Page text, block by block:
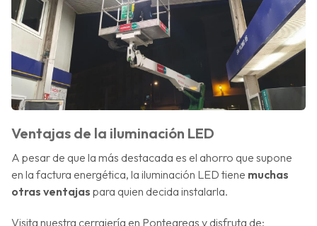
Ventajas de la iluminación LED
A pesar de que la más destacada es el ahorro que supone
en la factura energética, la iluminación LED tiene muchas
otras ventajas para quien decida instalarla.
Visita nuestra cerrajería en Ponteareas y disfruta de: